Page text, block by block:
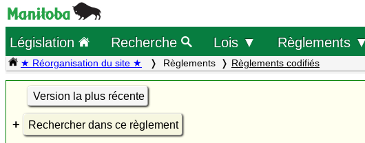
Législation Recherche Lois ▼ Règlements ▼
★ Réorganisation du site ★ Règlements Règlements codifiés
Version la plus récente
Rechercher dans ce règlement